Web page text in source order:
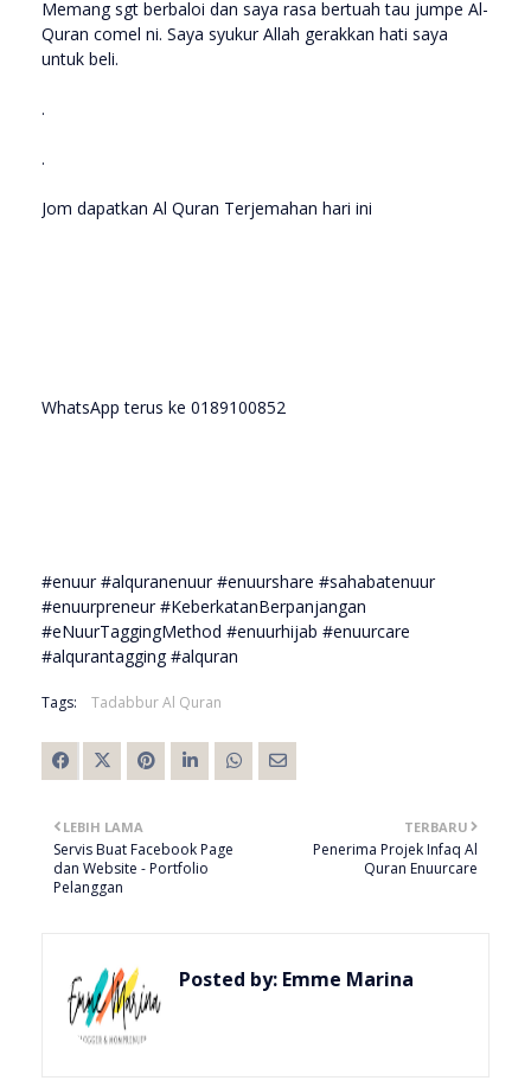
Memang sgt berbaloi dan saya rasa bertuah tau jumpe Al-
Quran comel ni. Saya syukur Allah gerakkan hati saya
untuk beli.
.
.
Jom dapatkan Al Quran Terjemahan hari ini
WhatsApp terus ke 0189100852
#enuur #alquranenuur #enuurshare #sahabatenuur
#enuurpreneur #KeberkatanBerpanjangan
#eNuurTaggingMethod #enuurhijab #enuurcare
#alqurantagging #alquran
Tags: Tadabbur Al Quran
TERBARU
Penerima Projek Infaq Al
Quran Enuurcare
LEBIH LAMA
Servis Buat Facebook Page
dan Website - Portfolio
Pelanggan
Posted by: Emme Marina